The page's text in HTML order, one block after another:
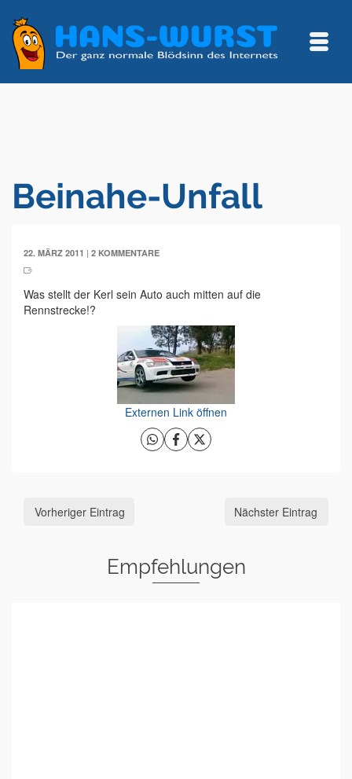
Beinahe-Unfall
22. MÄRZ 2011 | 2 KOMMENTARE
Was stellt der Kerl sein Auto auch mitten auf die
Rennstrecke!?
Externen Link öffnen
Vorheriger Eintrag Nächster Eintrag
Empfehlungen